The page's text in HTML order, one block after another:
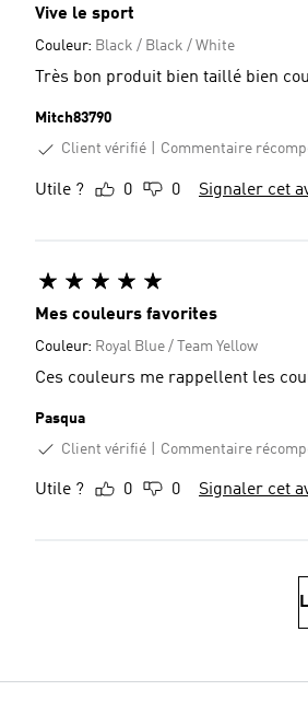
Vive le sport
Couleur: Black / Black / White
Très bon produit bien taillé bien
Mitch83790
Client vérifié
Commentaire
Utile ? 0 0 Signaler cet
Mes couleurs favorites
Couleur: Royal Blue / Team Yellow
Ces couleurs me rappellent les
Pasqua
Client vérifié
Commentaire
Utile ? 0 0 Signaler cet